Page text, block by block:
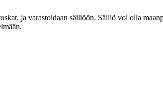
ja varastoidaan säiliöön. Säiliö voi olla